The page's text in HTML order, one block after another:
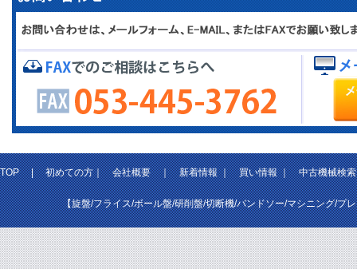
TOP|初めての方｜会社概要｜新着情報｜買い情報｜中古機械検索
【旋盤/フライス/ボール盤/研削盤/切断機/バンドソー/マシニング/プ